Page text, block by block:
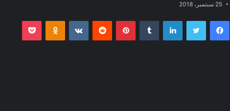
25 سبتمبر، 2018
فيسبوك لينكدإن بينتيريست